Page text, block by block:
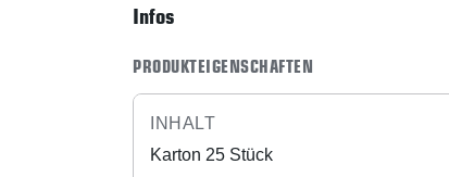
Infos
PRODUKTEIGENSCHAFTEN
INHALT
Karton 25 Stück